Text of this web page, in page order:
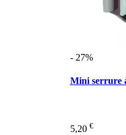
- 27%
Mini serrure
5,20 €